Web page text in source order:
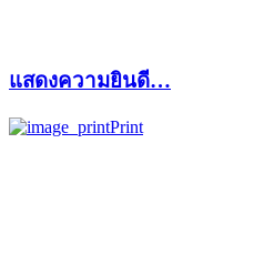
แสดงความยินดี…
Print